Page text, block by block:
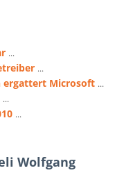
...
...
ergattert Microsoft ...
...
...
Wolfgang